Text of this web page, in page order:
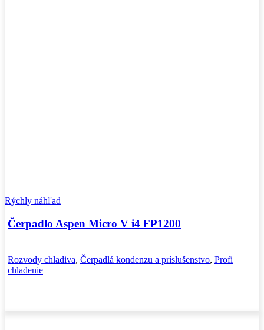
Rýchly náhľad
Čerpadlo Aspen Micro V i4 FP1200
Rozvody chladiva, Čerpadlá kondenzu a príslušenstvo, Profi
chladenie